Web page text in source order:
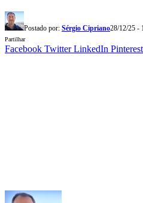
Postado por: Sérgio Cipriano28/12/25 -
Partilhar
Facebook Twitter LinkedIn Pinterest